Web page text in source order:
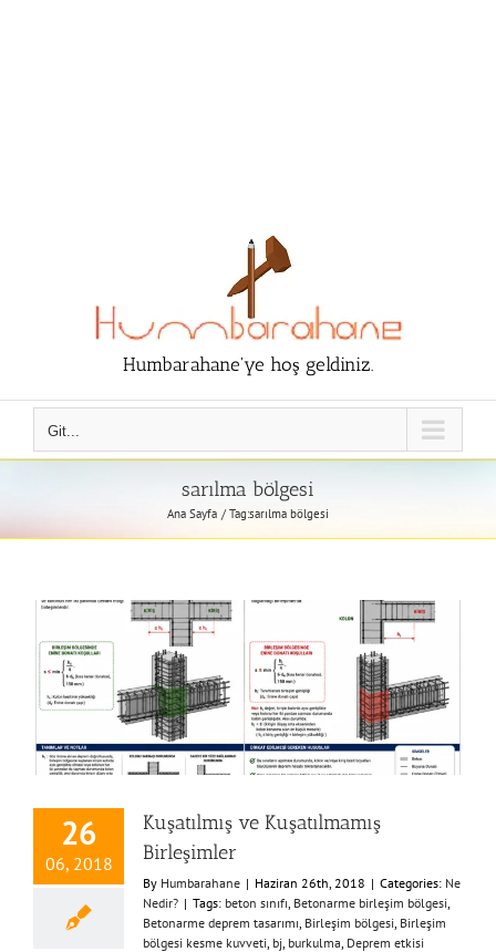
Humbarahane'ye hoş geldiniz.
Git...
sarılma bölgesi
Ana Sayfa Tag:sarılma bölgesi
26
06, 2018
Kuşatılmış ve Kuşatılmamış
Birleşimler
By Humbarahane | Haziran 26th, 2018 | Categories: Ne
Nedir? | Tags: beton sınıfı Betonarme birleşim bölgesi
Betonarme deprem tasarımı Birleşim bölgesi Birleşim
bölgesi kesme kuvveti bj burkulma Deprem etkisi